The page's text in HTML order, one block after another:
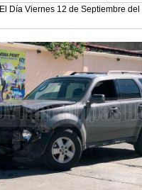
El Día Viernes 12 de Septiembre